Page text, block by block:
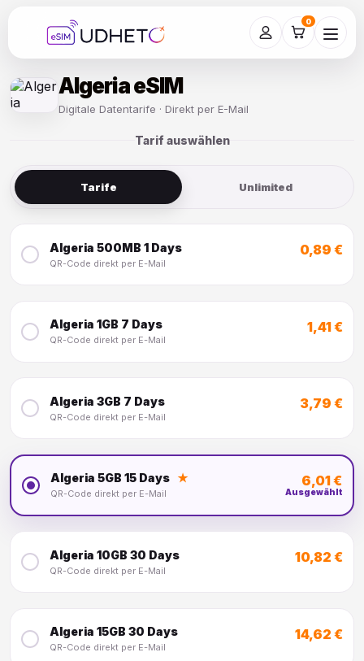
0
Algeria eSIM
Digitale Datentarife · Direkt per E-Mail
Tarif auswählen
Tarife Unlimited
Algeria 500MB 1 Days
QR-Code direkt per E-Mail
0,89 €
Algeria 1GB 7 Days
QR-Code direkt per E-Mail
1,41 €
Algeria 3GB 7 Days
QR-Code direkt per E-Mail
3,79 €
Algeria 5GB 15 Days ★
QR-Code direkt per E-Mail
6,01 €
Ausgewählt
Algeria 10GB 30 Days
QR-Code direkt per E-Mail
10,82 €
Algeria 15GB 30 Days
QR-Code direkt per E-Mail
14,62 €